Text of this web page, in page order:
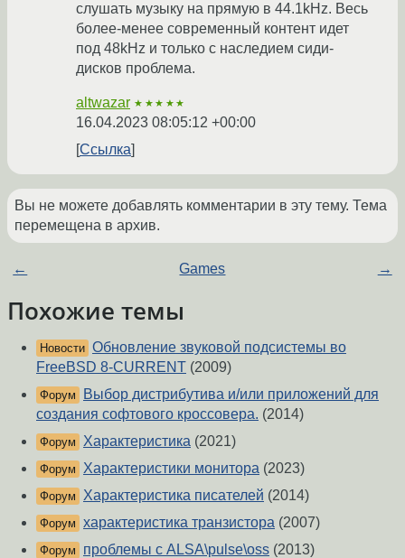
слушать музыку на прямую в 44.1kHz. Весь
более-менее современный контент идет
под 48kHz и только с наследием сиди-
дисков проблема.
altwazar ★★★★★
16.04.2023 08:05:12 +00:00
Ссылка
Вы не можете добавлять комментарии в эту тему. Тема
перемещена в архив.
← Games →
Похожие темы
Новости Обновление звуковой подсистемы во
FreeBSD 8-CURRENT (2009)
Форум
Выбор дистрибутива и/или приложений для
создания софтового кроссовера. (2014)
Форум Характеристика (2021)
Форум Характеристики монитора (2023)
Форум Характеристика писателей (2014)
Форум характеристика транзистора (2007)
Форум проблемы с ALSA\pulse\oss (2013)